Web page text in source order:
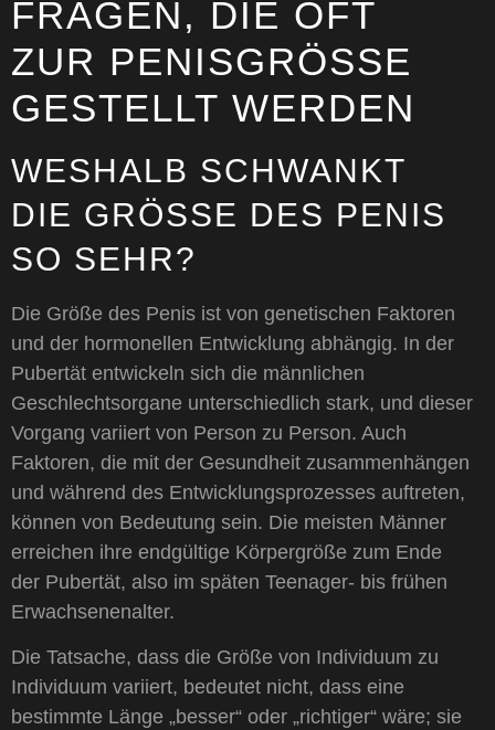
FRAGEN, DIE OFT
ZUR PENISGRÖSSE G
ESTELLT WERDEN
WESHALB SCHWANKT
DIE GRÖSSE DES PENIS S
O SEHR?
Die Größe des Penis ist von genetischen Faktoren
und der hormonellen Entwicklung abhängig. In der
Pubertät entwickeln sich die männlichen
Geschlechtsorgane unterschiedlich stark, und dieser
Vorgang variiert von Person zu Person. Auch
Faktoren, die mit der Gesundheit zusammenhängen
und während des Entwicklungsprozesses auftreten,
können von Bedeutung sein. Die meisten Männer
erreichen ihre endgültige Körpergröße zum Ende
der Pubertät, also im späten Teenager- bis frühen
Erwachsenenalter.
Die Tatsache, dass die Größe von Individuum zu
Individuum variiert, bedeutet nicht, dass eine
bestimmte Länge „besser“ oder „richtiger“ wäre; sie